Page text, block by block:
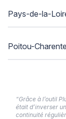
Pays-de-la-
Poitou-
“Grâce à l’outil
était d’inverser
continuité